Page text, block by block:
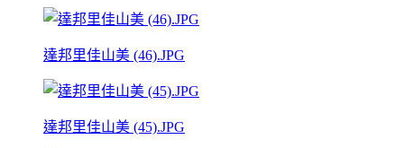
達邦里佳山美 (46).JPG
達邦里佳山美 (45).JPG